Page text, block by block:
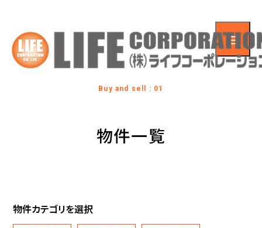
Buy and sell : 01
物件一覧
物件カテゴリを選択